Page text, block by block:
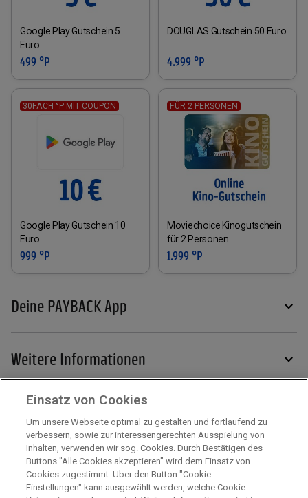
Google Play Gutschein 5
Euro
499 °P
DOUGLAS Gutschein 50 Euro
4.999 °P
30FACH °P MIT COUPON
Google Play Gutschein 10
Euro
999 °P
FÜR 2 PERSONEN
Moviechoice Kinogutschein
für 2 Personen
1.999 °P
Deine PAYBACK App
Weitere Informationen
Mehr zu PAYBACK
Einsatz von Cookies
Um unsere Webseite optimal zu gestalten und fortlaufend zu
verbessern, sowie zur interessengerechten Ausspielung von
Inhalten, verwenden wir sog. Cookies. Durch Bestätigen des
Buttons "Alle Cookies akzeptieren" wird dem Einsatz von
Cookies zugestimmt. Über den Button "Cookie-
Einstellungen" kann ausgewählt werden, welche Cookie-